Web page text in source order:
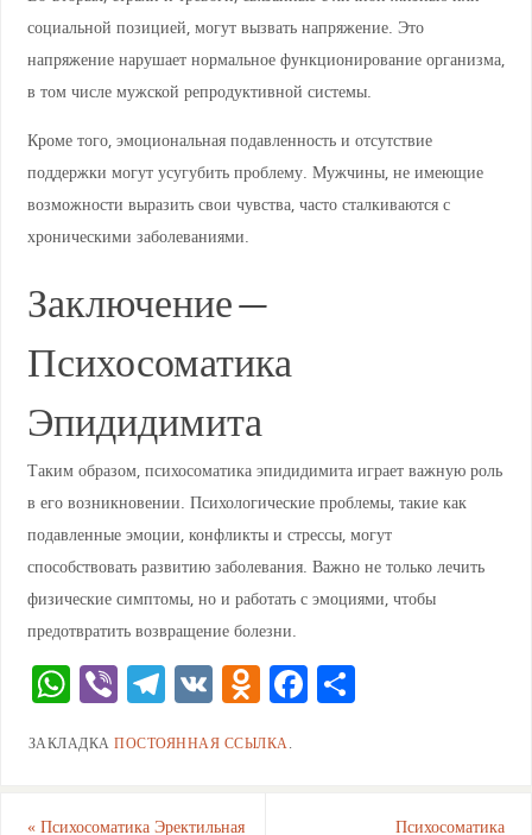
социальной позицией, могут вызвать напряжение. Это
напряжение нарушает нормальное функционирование организма,
в том числе мужской репродуктивной системы.
Кроме того, эмоциональная подавленность и отсутствие
поддержки могут усугубить проблему. Мужчины, не имеющие
возможности выразить свои чувства, часто сталкиваются с
хроническими заболеваниями.
Заключение —
Психосоматика
Эпидидимита
Таким образом, психосоматика эпидидимита играет важную роль
в его возникновении. Психологические проблемы, такие как
подавленные эмоции, конфликты и стрессы, могут
способствовать развитию заболевания. Важно не только лечить
физические симптомы, но и работать с эмоциями, чтобы
предотвратить возвращение болезни.
W
at
Vi
er
T
e
V O
n
F О
ЗАКЛАДКАПОСТОЯННАЯ ССЫЛКА.
«Психосоматика Эректильная
Психосоматика